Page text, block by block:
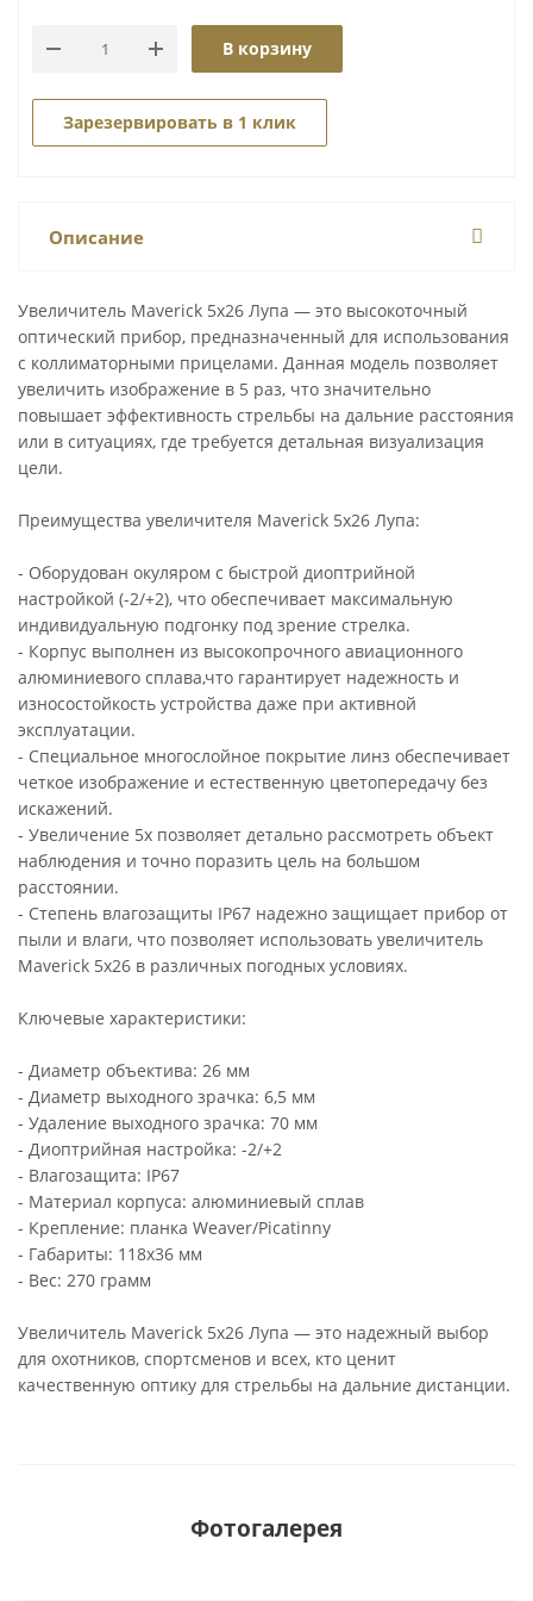
В корзину
Зарезервировать в 1 клик
Описание
Увеличитель Maverick 5x26 Лупа — это высокоточный
оптический прибор, предназначенный для использования
с коллиматорными прицелами. Данная модель позволяет
увеличить изображение в 5 раз, что значительно
повышает эффективность стрельбы на дальние расстояния
или в ситуациях, где требуется детальная визуализация
цели.
Преимущества увеличителя Maverick 5x26 Лупа:
- Оборудован окуляром с быстрой диоптрийной
настройкой (-2/+2), что обеспечивает максимальную
индивидуальную подгонку под зрение стрелка.
- Корпус выполнен из высокопрочного авиационного
алюминиевого сплава,что гарантирует надежность и
износостойкость устройства даже при активной
эксплуатации.
- Специальное многослойное покрытие линз обеспечивает
четкое изображение и естественную цветопередачу без
искажений.
- Увеличение 5x позволяет детально рассмотреть объект
наблюдения и точно поразить цель на большом
расстоянии.
- Степень влагозащиты IP67 надежно защищает прибор от
пыли и влаги, что позволяет использовать увеличитель
Maverick 5x26 в различных погодных условиях.
Ключевые характеристики:
- Диаметр объектива: 26 мм
- Диаметр выходного зрачка: 6,5 мм
- Удаление выходного зрачка: 70 мм
- Диоптрийная настройка: -2/+2
- Влагозащита: IP67
- Материал корпуса: алюминиевый сплав
- Крепление: планка Weaver/Picatinny
- Габариты: 118x36 мм
- Вес: 270 грамм
Увеличитель Maverick 5x26 Лупа — это надежный выбор
для охотников, спортсменов и всех, кто ценит
качественную оптику для стрельбы на дальние дистанции.
Фотогалерея